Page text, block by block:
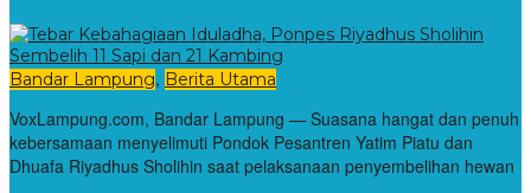
Bandar Lampung, Berita Utama
VoxLampung.com, Bandar Lampung — Suasana hangat dan penuh
kebersamaan menyelimuti Pondok Pesantren Yatim Piatu dan
Dhuafa Riyadhus Sholihin saat pelaksanaan penyembelihan hewan